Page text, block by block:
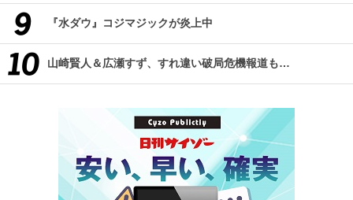
『水ダウ』コジマジックが炎上中
山崎賢人＆広瀬すず、すれ違い破局危機報道も…